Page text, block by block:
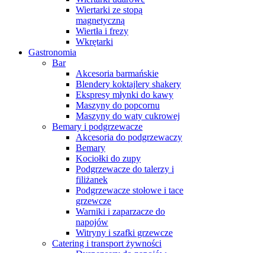
Wiertarki ze stopą
magnetyczną
Wiertła i frezy
Wkrętarki
Gastronomia
Bar
Akcesoria barmańskie
Blendery koktajlery shakery
Ekspresy młynki do kawy
Maszyny do popcornu
Maszyny do waty cukrowej
Bemary i podgrzewacze
Akcesoria do podgrzewaczy
Bemary
Kociołki do zupy
Podgrzewacze do talerzy i
filiżanek
Podgrzewacze stołowe i tace
grzewcze
Warniki i zaparzacze do
napojów
Witryny i szafki grzewcze
Catering i transport żywności